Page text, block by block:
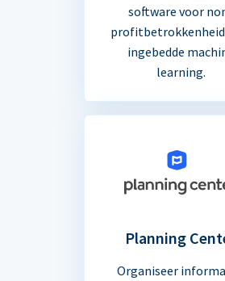
software voor
ingebedde
learning.
Planning
Organiseer